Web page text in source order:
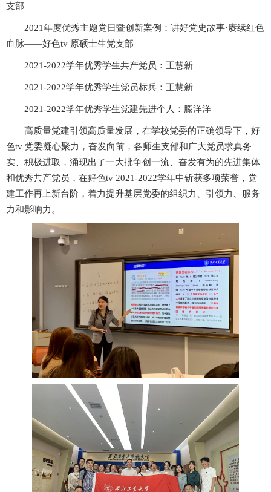
支部
2021年度优秀主题党日暨创新案例：讲好党史故事·赓续红色
血脉——好色tv 原硕士生党支部
2021-2022学年优秀学生共产党员：王慧新
2021-2022学年优秀学生党员标兵：王慧新
2021-2022学年优秀学生党建先进个人：滕洋洋
高质量党建引领高质量发展，在学校党委的正确领导下，好
色tv 党委凝心聚力，奋发向前，各师生支部和广大党员求真务
实、积极进取，涌现出了一大批争创一流、奋发有为的先进集体
和优秀共产党员，在好色tv 2021-2022学年中斩获多项荣誉，党
建工作再上新台阶，着力提升基层党委的组织力、引领力、服务
力和影响力。